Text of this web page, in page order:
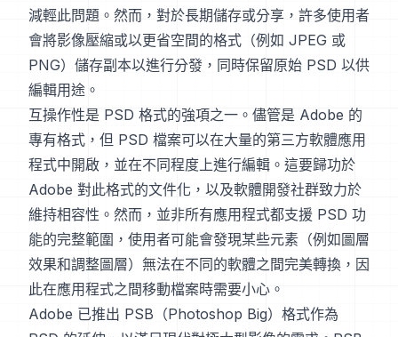
減輕此問題。然而，對於長期儲存或分享，許多使用者
會將影像壓縮或以更省空間的格式（例如 JPEG 或
PNG）儲存副本以進行分發，同時保留原始 PSD 以供
編輯用途。
互操作性是 PSD 格式的強項之一。儘管是 Adobe 的
專有格式，但 PSD 檔案可以在大量的第三方軟體應用
程式中開啟，並在不同程度上進行編輯。這要歸功於
Adobe 對此格式的文件化，以及軟體開發社群致力於
維持相容性。然而，並非所有應用程式都支援 PSD 功
能的完整範圍，使用者可能會發現某些元素（例如圖層
效果和調整圖層）無法在不同的軟體之間完美轉換，因
此在應用程式之間移動檔案時需要小心。
Adobe 已推出 PSB（Photoshop Big）格式作為